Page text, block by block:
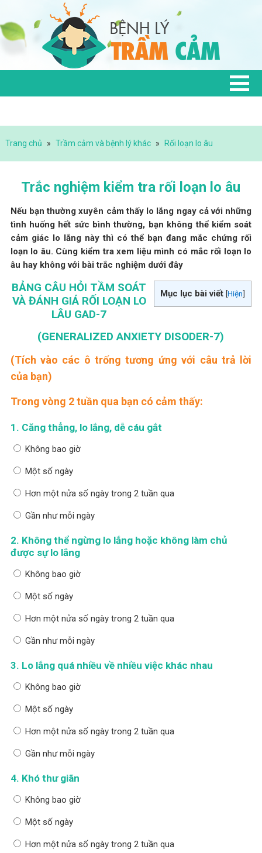
Trang chủ » Trầm cảm và bệnh lý khác » Rối loạn lo âu
Trắc nghiệm kiểm tra rối loạn lo âu
Nếu bạn thường xuyên cảm thấy lo lắng ngay cả với những
tình huống hết sức bình thường, bạn không thể kiểm soát
cảm giác lo lắng này thì có thể bạn đang mắc chứng rối
loạn lo âu. Cùng kiểm tra xem liệu mình có mắc rối loạn lo
âu hay không với bài trắc nghiệm dưới đây
Mục lục bài viết [Hiện]
BẢNG CÂU HỎI TẦM SOÁT
VÀ ĐÁNH GIÁ RỐI LOẠN LO
LÂU GAD-7
(GENERALIZED ANXIETY DISODER-7)
(Tích vào các ô trống tương ứng với câu trả lời
của bạn)
Trong vòng 2 tuần qua bạn có cảm thấy:
1. Căng thẳng, lo lắng, dễ cáu gắt
Không bao giờ
Một số ngày
Hơn một nửa số ngày trong 2 tuần qua
Gần như mỗi ngày
2. Không thể ngừng lo lắng hoặc không làm chủ
được sự lo lắng
Không bao giờ
Một số ngày
Hơn một nửa số ngày trong 2 tuần qua
Gần như mỗi ngày
3. Lo lắng quá nhiều về nhiều việc khác nhau
Không bao giờ
Một số ngày
Hơn một nửa số ngày trong 2 tuần qua
Gần như mỗi ngày
4. Khó thư giãn
Không bao giờ
Một số ngày
Hơn một nửa số ngày trong 2 tuần qua